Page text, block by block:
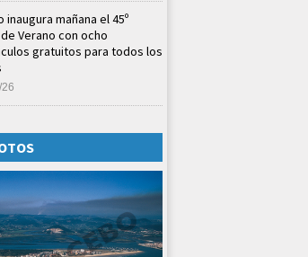
inaugura mañana el 45º
Verano con ocho
gratuitos para todos los